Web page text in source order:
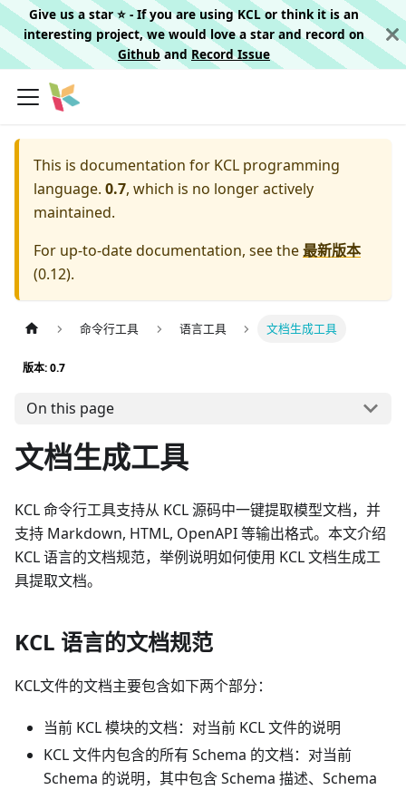
Give us a star ⭐️ - If you are using KCL or think it is an
interesting project, we would love a star and record on
Githuband Record Issue
This is documentation for KCL programming
language. 0.7, which is no longer actively
maintained.
For up-to-date documentation, see the最新版本
(0.12).
命令行工具 语言工具 文档生成工具
版本: 0.7
On this page
文档生成工具
KCL 命令行工具支持从 KCL 源码中一键提取模型文档，并
支持 Markdown, HTML, OpenAPI 等输出格式。本文介绍
KCL 语言的文档规范，举例说明如何使用 KCL 文档生成工
具提取文档。
KCL 语言的文档规范
KCL文件的文档主要包含如下两个部分：
当前 KCL 模块的文档：对当前 KCL 文件的说明
KCL 文件内包含的所有 Schema 的文档：对当前
Schema 的说明，其中包含 Schema 描述、Schema